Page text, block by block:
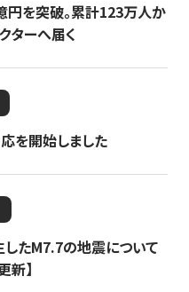
円を突破。累計123万人か
ターへ届く
を開始しました
したM7.7の地震について
新】